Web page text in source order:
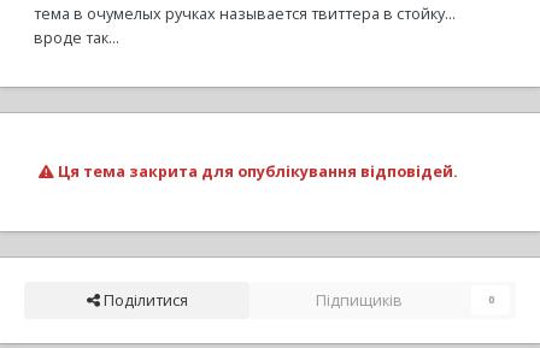
тема в очумелых ручках называется твиттера в стойку...
вроде так...
Ця тема закрита для опублікування відповідей.
Поділитися Підпищиків 0